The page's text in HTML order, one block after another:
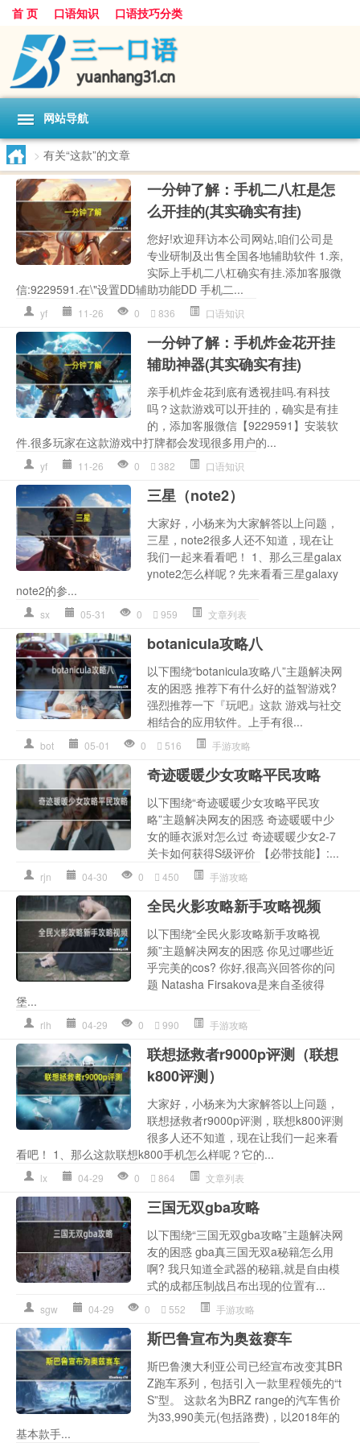
首 页 口语知识 口语技巧分类
网站导航
> 有关“这款”的文章
一分钟了解：手机二八杠是怎
么开挂的(其实确实有挂)
您好!欢迎拜访本公司网站,咱们公司是
专业研制及出售全国各地辅助软件 1.亲,
实际上手机二八杠确实有挂.添加客服微
信:9229591.在\"设置DD辅助功能DD 手机二...
yf 11-26 0 836 口语知识
一分钟了解：手机炸金花开挂
辅助神器(其实确实有挂)
亲手机炸金花到底有透视挂吗.有科技
吗？这款游戏可以开挂的，确实是有挂
的，添加客服微信【9229591】安装软
件.很多玩家在这款游戏中打牌都会发现很多用户的...
yf 11-26 0 382 口语知识
三星（note2）
大家好，小杨来为大家解答以上问题，
三星，note2很多人还不知道，现在让
我们一起来看看吧！ 1、那么三星galax
ynote2怎么样呢？先来看看三星galaxy
note2的参...
sx 05-31 0 959 文章列表
botanicula攻略八
以下围绕“botanicula攻略八”主题解决网
友的困惑 推荐下有什么好的益智游戏?
强烈推荐一下『玩吧』这款 游戏与社交
相结合的应用软件。上手有很...
bot 05-01 0 516 手游攻略
奇迹暖暖少女攻略平民攻略
以下围绕“奇迹暖暖少女攻略平民攻
略”主题解决网友的困惑 奇迹暖暖中少
女的睡衣派对怎么过 奇迹暖暖少女2-7
关卡如何获得S级评价 【必带技能】:...
rjn 04-30 0 450 手游攻略
全民火影攻略新手攻略视频
以下围绕“全民火影攻略新手攻略视
频”主题解决网友的困惑 你见过哪些近
乎完美的cos? 你好,很高兴回答你的问
题 Natasha Firsakova是来自圣彼得
堡...
rlh 04-29 0 990 手游攻略
联想拯救者r9000p评测（联想
k800评测）
大家好，小杨来为大家解答以上问题，
联想拯救者r9000p评测，联想k800评测
很多人还不知道，现在让我们一起来看
看吧！ 1、那么这款联想k800手机怎么样呢？它的...
lx 04-29 0 864 文章列表
三国无双gba攻略
以下围绕“三国无双gba攻略”主题解决网
友的困惑 gba真三国无双a秘籍怎么用
啊? 我只知道全武器的秘籍,就是自由模
式的成都压制战吕布出现的位置有...
sgw 04-29 0 552 手游攻略
斯巴鲁宣布为奥兹赛车
斯巴鲁澳大利亚公司已经宣布改变其BR
Z跑车系列，包括引入一款里程领先的“t
S”型。 这款名为BRZ range的汽车售价
为33,990美元(包括路费)，以2018年的
基本款手...